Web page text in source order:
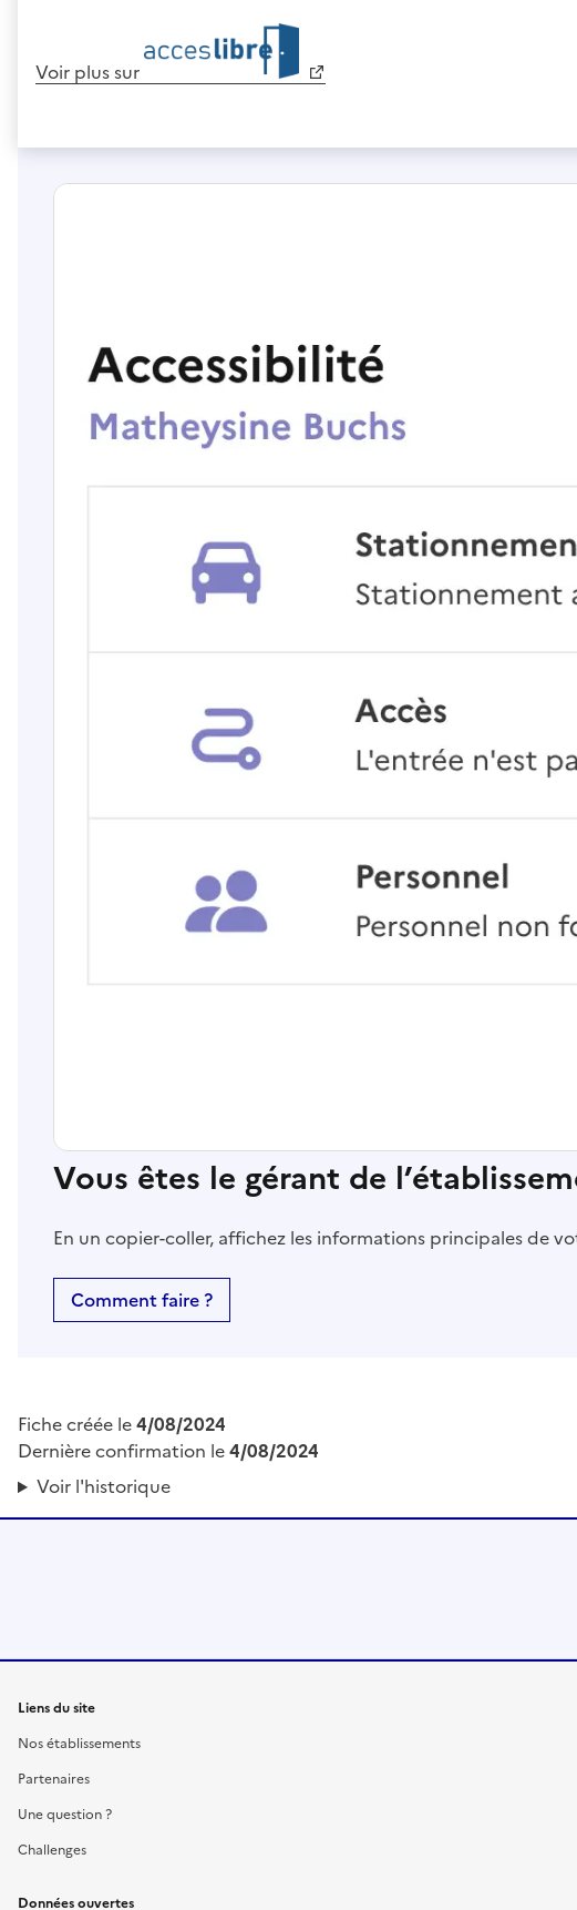
Voir plus sur
Vous êtes le gérant de
En un copier-coller, affichez les informations principales de
Comment faire ?
Fiche créée le4/08/2024
Dernière confirmation le4/08/2024
Voir l'historique
Liens du site
Nos établissements
Partenaires
Une question ?
Challenges
Données ouvertes